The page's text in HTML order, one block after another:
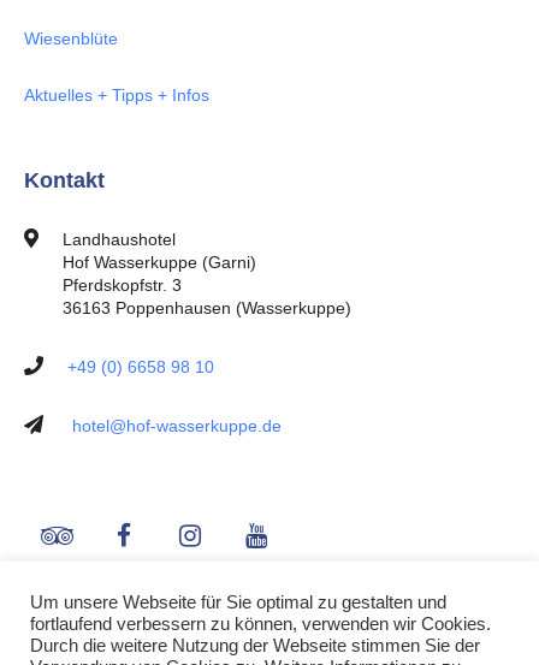
Wiesenblüte
Aktuelles + Tipps + Infos
Kontakt
Landhaushotel
Hof Wasserkuppe (Garni)
Pferdskopfstr. 3
36163 Poppenhausen (Wasserkuppe)
+49 (0) 6658 98 10
hotel@hof-wasserkuppe.de
Um unsere Webseite für Sie optimal zu gestalten und
fortlaufend verbessern zu können, verwenden wir Cookies.
Durch die weitere Nutzung der Webseite stimmen Sie der